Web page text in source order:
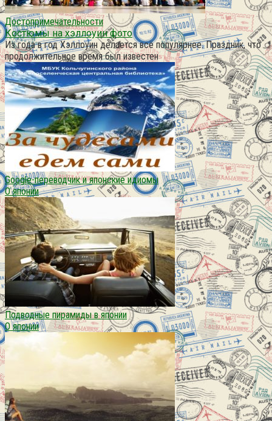
Достопримечательности
Костюмы на хэллоуин фото
Из года в год Хэллоуин делается всё популярнее. Праздник, что
продолжительное время был известен
Google-переводчик и японские идиомы
О японии
Подводные пирамиды в японии
О японии